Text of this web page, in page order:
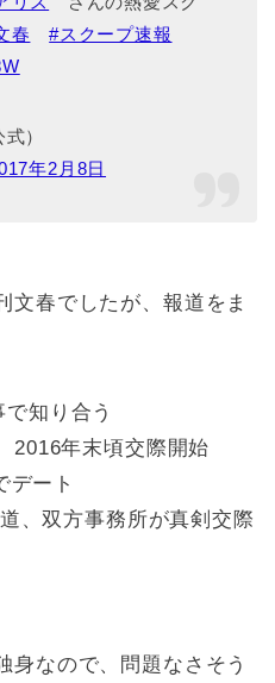
春
#スクープ速報
）
年2月8日
文春でしたが、報道をま
知り合う
2016年末頃交際開始
デート
、双方事務所が真剣交際
身なので、問題なさそう